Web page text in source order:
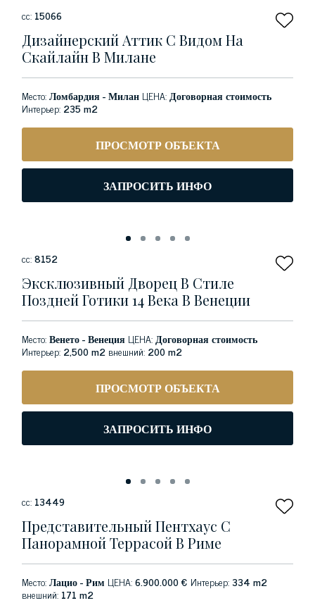
сс: 15066
Дизайнерский Аттик С Видом На
Скайлайн В Милане
Место:Ломбардия - Милан ЦЕНА:Договорная стоимость
Интерьер: 235 m2
ПРОСМОТР ОБЪЕКТА
ЗАПРОСИТЬ ИНФО
сс:8152
Эксклюзивный Дворец В Стиле
Поздней Готики 14 Века В Венеции
Место:Венето - Венеция ЦЕНА:Договорная стоимость
Интерьер: 2,500 m2 внешний: 200 m2
ПРОСМОТР ОБЪЕКТА
ЗАПРОСИТЬ ИНФО
сс: 13449
Представительный Пентхаус С
Панорамной Террасой В Риме
Место:Лацио - Рим ЦЕНА:6.900.000 € Интерьер:334 m2
внешний: 171 m2